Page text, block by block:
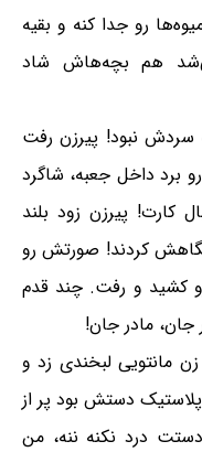
رو جدا کنه و بقیه
هم بچه‌هاش شاد
نبود! پیرزن رفت
داخل جعبه، شاگرد
کارت! پیرزن زود بلند
کردند! صورتش رو
کشید و رفت. چند قدم
مادر جان!
مانتویی لبخندی زد و
دستش بود پر از
درد نکنه ننه، من